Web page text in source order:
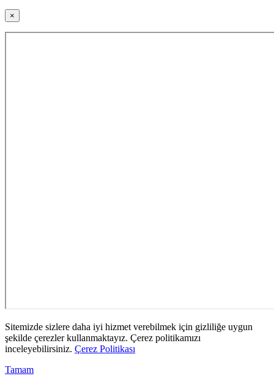
×
Sitemizde sizlere daha iyi hizmet verebilmek için gizliliğe uygun
şekilde çerezler kullanmaktayız. Çerez politikamızı
inceleyebilirsiniz. Çerez Politikası
Tamam